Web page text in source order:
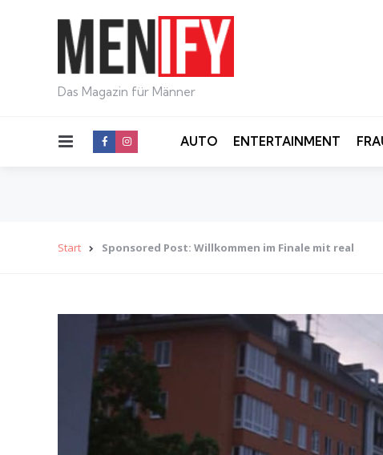
Das Magazin für Männer
Menu AUTO ENTERTAINMENT
Start Sponsored Post: Willkommen im Finale mit real